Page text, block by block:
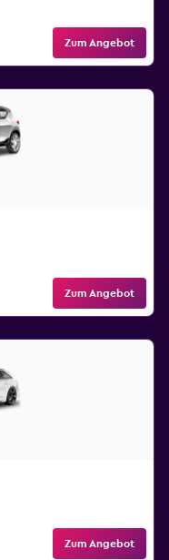
Zum Angebot
Zum Angebot
Zum Angebot